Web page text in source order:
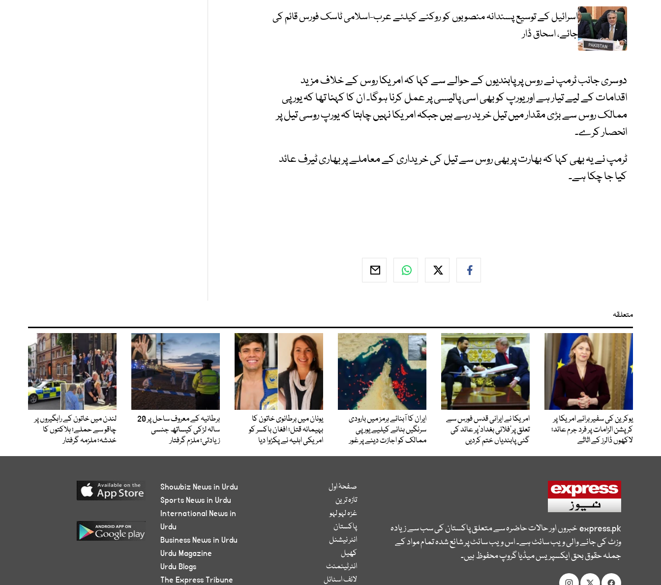
اسرائیل کے توسیع پسندانہ منصوبوں کو روکنے کیلئے عرب-اسلامی ٹاسک فورس قائم کی
جائے، اسحاق ڈار
دوسری جانب ٹرمپ نے روس پر پابندیوں کے حوالے سے کہا کہ امریکا روس کے خلاف مزید
اقدامات کے لیے تیار ہے اور یورپ کو بھی اسی پالیسی پر عمل کرنا ہوگا۔ ان کا کہنا تھا کہ یورپی
ممالک روس سے بڑی مقدار میں تیل خرید رہے ہیں جبکہ امریکا نہیں چاہتا کہ یورپ روسی تیل پر
انحصار کرے۔
ٹرمپ نے یہ بھی کہا کہ بھارت پر بھی روس سے تیل کی خریداری کے معاملے پر بھاری ٹیرف عائد
کیا جا چکا ہے۔
متعلقہ
یوکرین کی سفیر برائے امریکا پر
کرپشن الزامات پر فرد جرم عائد؛
لاکھوں ڈالرز کے اثاثے
امریکا نے ایرانی قدس فورس سے
تعلق پر’فلائی بغداد‘پر عائد کی
گئی پابندیاں ختم کردیں
ایران کا آبنائے ہرمز میں بارودی
سرنگیں ہٹانے کیلیے یورپی
ممالک کو اجازت دینے پر غور
یونان میں برطانوی خاتون کا
بہیمانہ قتل؛ افغان باکسر کو
امریکی اہلیہ نے پکڑوا دیا
برطانیہ کے معروف ساحل پر 20
سالہ لڑکی کیساتھ جنسی
زیادتی؛ ملزم گرفتار
لندن میں خاتون کے راہگیروں پر
چاقو سے حملے؛ ہلاکتوں کا
خدشہ؛ ملزمہ گرفتار
express.pkخبروں اور حالات حاضرہ سے متعلق پاکستان کی سب سے زیادہ
وزٹ کی جانے والی ویب سائٹ ہے۔ اس ویب سائٹ پر شائع شدہ تمام مواد کے
جملہ حقوق بحق ایکسپریس میڈیا گروپ محفوظ ہیں۔
صفحۂ اول
تازہ ترین
غزہ لہو لہو
پاکستان
انٹر نیشنل
کھیل
انٹرٹینمنٹ
لائف اسٹائل
Showbiz News in Urdu
Sports News in Urdu
International News in
Urdu
Business News in Urdu
Urdu Magazine
Urdu Blogs
The Express Tribune